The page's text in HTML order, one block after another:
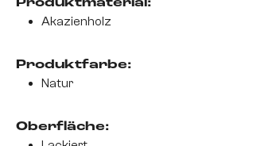
Produktmaterial:
Akazienholz
Produktfarbe:
Natur
Oberfläche: